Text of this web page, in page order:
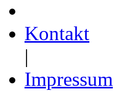
Kontakt
|
Impressum